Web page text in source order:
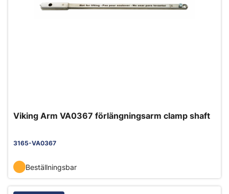
Viking Arm VA0367 förlängningsarm clamp shaft
3165-VA0367
Beställningsbar